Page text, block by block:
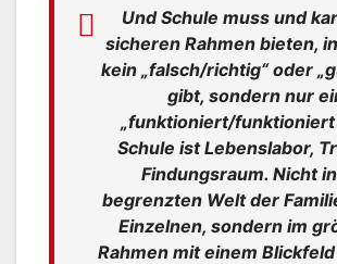
Und Schule muss und
sicheren Rahmen bieten,
kein „falsch/richtig“ oder
gibt, sondern nur
„funktioniert/funktioniert
Schule ist Lebenslabor,
Findungsraum. Nicht
begrenzten Welt der
Einzelnen, sondern im
Rahmen mit einem